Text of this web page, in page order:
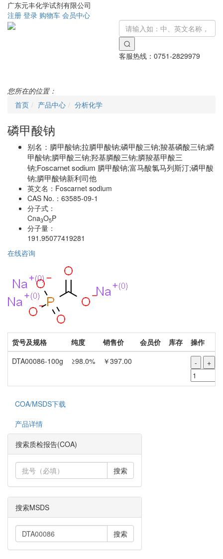
广东元丰化学试剂有限公司
注册 登录 购物车 会员中心
客服热线： 0751-2829979
您所在的位置：
首页
产品中心 分析化学
磷甲酸钠
别名： 膦甲酸钠;拉膦甲酸钠;磷甲酸三钠;羧基磷酸三钠;瞵
甲酸钠;膦甲酸三钠;羟基膦酸三钠;膦羧基甲酸三
钠;Foscarnet sodium 膦甲酸钠;富马酸氯马列斯汀;磷甲酸
钠;膦甲酸钠新利司他
英文名： Foscarnet sodium
CAS No.： 63585-09-1
分子式：
Cna3O5P
分子量：
191.95077419281
在线咨询
货号及规格 纯度 销售价 会员价 库存
操作
DTA00086-100g
≥98.0% ￥397.00 - +
COA/MSDS下载
产品详情
搜索质检报告(COA)
搜索
搜索MSDS
搜索